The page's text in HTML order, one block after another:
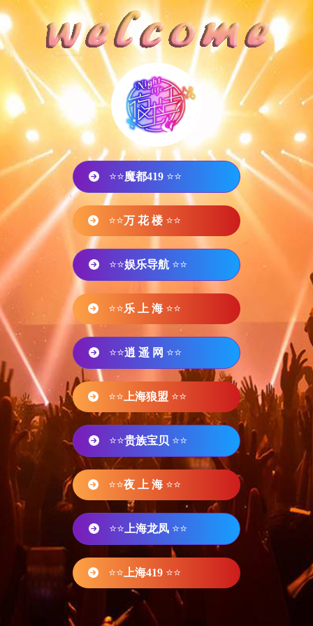
⭐⭐魔都419 ⭐⭐
⭐⭐万 花 楼 ⭐⭐
⭐⭐娱乐导航 ⭐⭐
⭐⭐乐 上 海 ⭐⭐
⭐⭐逍 遥 网 ⭐⭐
⭐⭐ 上海狼盟 ⭐⭐
⭐⭐贵族宝贝 ⭐⭐
⭐⭐夜 上 海 ⭐⭐
⭐⭐ 上海龙凤 ⭐⭐
⭐⭐ 上海419 ⭐⭐